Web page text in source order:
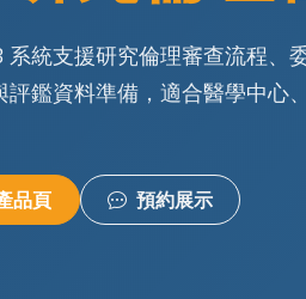
系統支援研究倫理審查流程、
評鑑資料準備，適合醫學中心
品頁 預約展示